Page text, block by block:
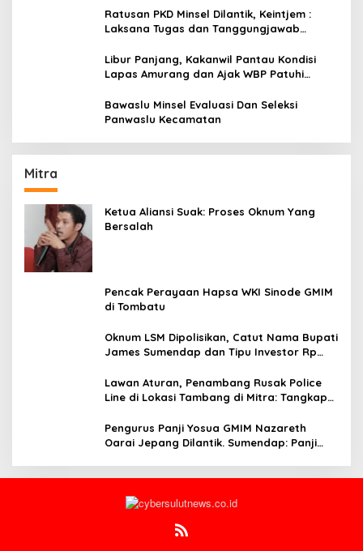
Ratusan PKD Minsel Dilantik, Keintjem :
Laksana Tugas dan Tanggungjawab
Libur Panjang, Kakanwil Pantau Kondisi
Lapas Amurang dan Ajak WBP Patuhi
Bawaslu Minsel Evaluasi Dan Seleksi
Panwaslu Kecamatan
Mitra
Ketua Aliansi Suak: Proses Oknum Yang
Bersalah
Pencak Perayaan Hapsa WKI Sinode GMIM
di Tombatu
Oknum LSM Dipolisikan, Catut Nama Bupati
James Sumendap dan Tipu Investor Rp
Lawan Aturan, Penambang Rusak Police
Line di Lokasi Tambang di Mitra: Tangkap
Pengurus Panji Yosua GMIM Nazareth
Oarai Jepang Dilantik. Sumendap: Panji